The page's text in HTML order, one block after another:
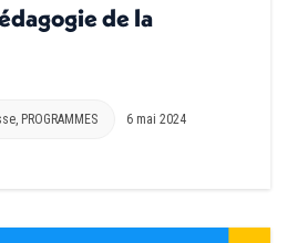
de la
, PROGRAMMES 6 mai 2024